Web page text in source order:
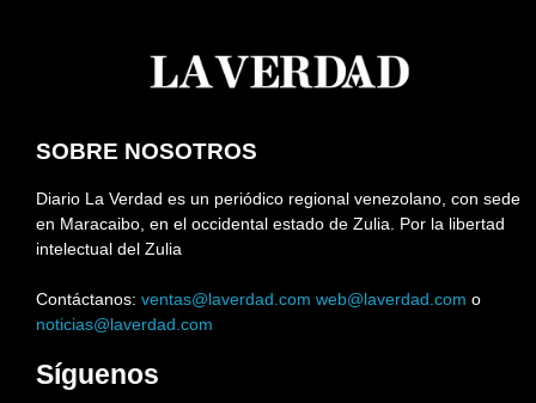
SOBRE NOSOTROS
Diario La Verdad es un periódico regional venezolano, con sede
en Maracaibo, en el occidental estado de Zulia. Por la libertad
intelectual del Zulia
Contáctanos: ventas@laverdad.com web@laverdad.com o
noticias@laverdad.com
Síguenos